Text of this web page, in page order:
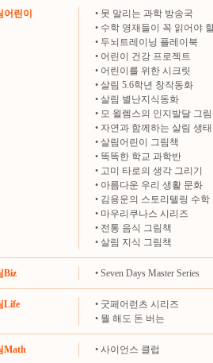
어린이 • 못 말리는 과학 방송국
• 수학 영재들이 꼭 읽어야
• 두뇌트레이닝 플레이북
• 어린이 건강 프로젝트
• 어린이를 위한 시크릿
• 살림 5.6학년 창작동화
• 살림 별난지식동화
• 모 윌렘스의 인지발달 그
• 자연과 함께하는 살림 생
• 살림어린이 그림책
• 똑똑한 학교 과학반
• 고미 타로의 생각 그리기
• 아름다운 우리 생활 문화
• 김용운의 스토리텔링 수학
• 마우리쿠나스 시리즈
• 전통 음식 그림책
• 살림 지식 그림책
Biz • Seven Days Master Series
Life • 굿페어런츠 시리즈
• 뭘 해도 돈 버는
Math • 사이언스 클럽